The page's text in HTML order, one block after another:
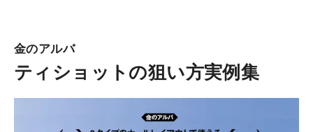
金のアルバ
ティショットの狙い方実例集